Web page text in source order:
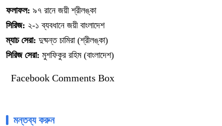
ফলাফল: ৯৭ রানে জয়ী শ্রীলঙ্কা
সিরিজ: ২-১ ব্যবধানে জয়ী বাংলাদেশ
ম্যাচ সেরা: দুষ্মন্ত চামিরা (শ্রীলঙ্কা)
সিরিজ সেরা: মুশফিকুর রহিম (বাংলাদেশ)
Facebook Comments Box
মন্তব্য করুন